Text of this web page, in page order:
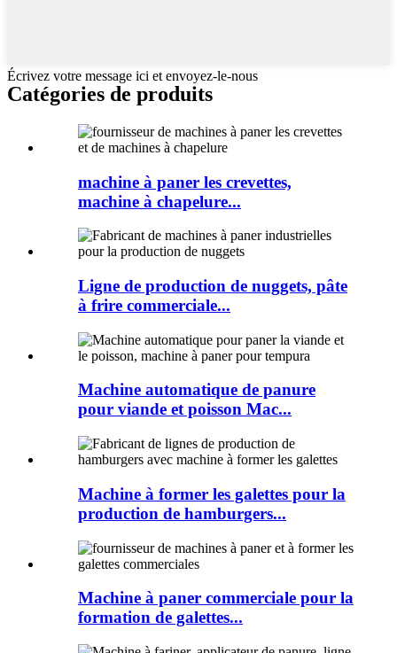
Écrivez votre message ici et envoyez-le-nous
Catégories de produits
machine à paner les crevettes,
machine à chapelure...
Ligne de production de nuggets, pâte
à frire commerciale...
Machine automatique de panure
pour viande et poisson Mac...
Machine à former les galettes pour la
production de hamburgers...
Machine à paner commerciale pour la
formation de galettes...